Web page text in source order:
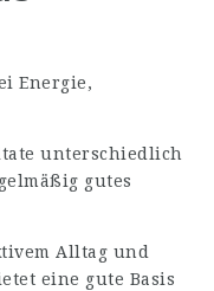
Energie,
unterschiedlich
gutes
Alltag und
eine gute Basis